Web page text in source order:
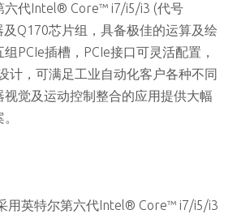
六代Intel® Core™ i7/i5/i3 (代号
及Q170芯片组，具备极佳的运算及绘
PCIe插槽，PCIe接口可灵活配置，
计，可满足工业自动化客户各种不同
视觉及运动控制整合的应用提供大幅
用英特尔第六代Intel® Core™ i7/i5/i3